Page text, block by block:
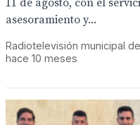
11 de agosto, con el
asesoramiento y...
Radiotelevisión municipal
hace 10 meses